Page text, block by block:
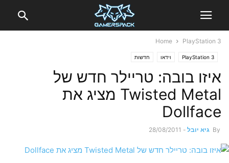
Home PlayStation 3
PlayStation 3 וידאו חדשות
איזו בובה: טריילר חדש של
Twisted Metal מציג את
Dollface
By גיא יובל -
28/08/2011